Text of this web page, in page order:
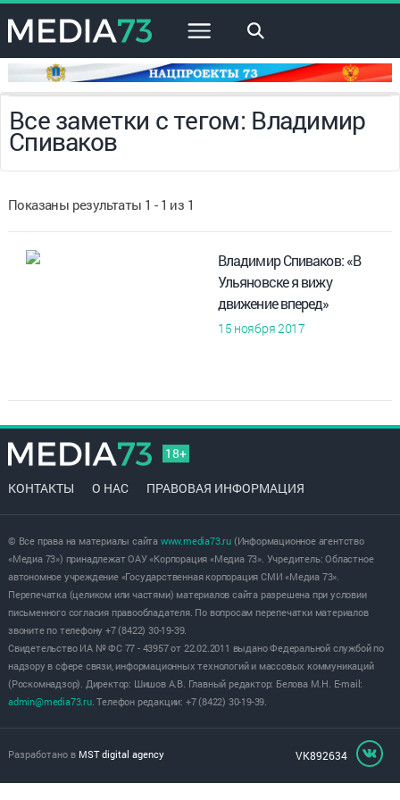
×
Все заметки с тегом: Владимир
Спиваков
Показаны результаты 1 - 1 из 1
Владимир Спиваков: «В
Ульяновске я вижу
движение вперед»
15 ноября 2017
18+
КОНТАКТЫ О НАС ПРАВОВАЯ ИНФОРМАЦИЯ
© Все права на материалы сайта www.media73.ru(Информационное агентство
«Медиа 73») принадлежат ОАУ «Корпорация «Медиа 73». Учредитель: Областное
автономное учреждение «Государственная корпорация СМИ «Медиа 73».
Перепечатка (целиком или частями) материалов сайта разрешена при условии
письменного согласия правообладателя. По вопросам перепечатки материалов
звоните по телефону +7 (8422) 30-19-39.
Свидетельство ИА № ФС 77 - 43957 от 22.02.2011 выдано Федеральной службой по
надзору в сфере связи, информационных технологий и массовых коммуникаций
(Роскомнадзор). Директор: Шишов А.В. Главный редактор: Белова М.Н. E-mail:
admin@media73.ru. Телефон редакции: +7 (8422) 30-19-39.
Разработано в MST digital agency VK892634